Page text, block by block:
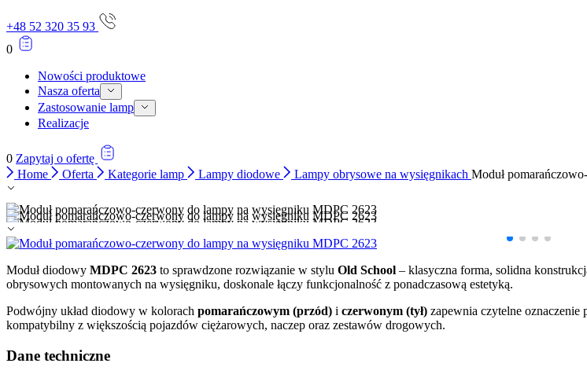
+48 52 320 35 93
0
Nowości produktowe
Nasza oferta
Zastosowanie lamp
Realizacje
0 Zapytaj o ofertę
Home
Oferta Kategorie lamp Lampy diodowe Lampy obrysowe na wysięgnikach Moduł
Moduł diodowy MDPC 2623 to sprawdzone rozwiązanie w stylu Old School – klasyczna forma, solidna
obrysowych montowanych na wysięgniku, doskonale łączy funkcjonalność z ponadczasową estetyką.
Podwójny układ diodowy w kolorach pomarańczowym (przód) i czerwonym (tył) zapewnia czytelne
kompatybilny z większością pojazdów ciężarowych, naczep oraz zestawów drogowych.
Dane techniczne